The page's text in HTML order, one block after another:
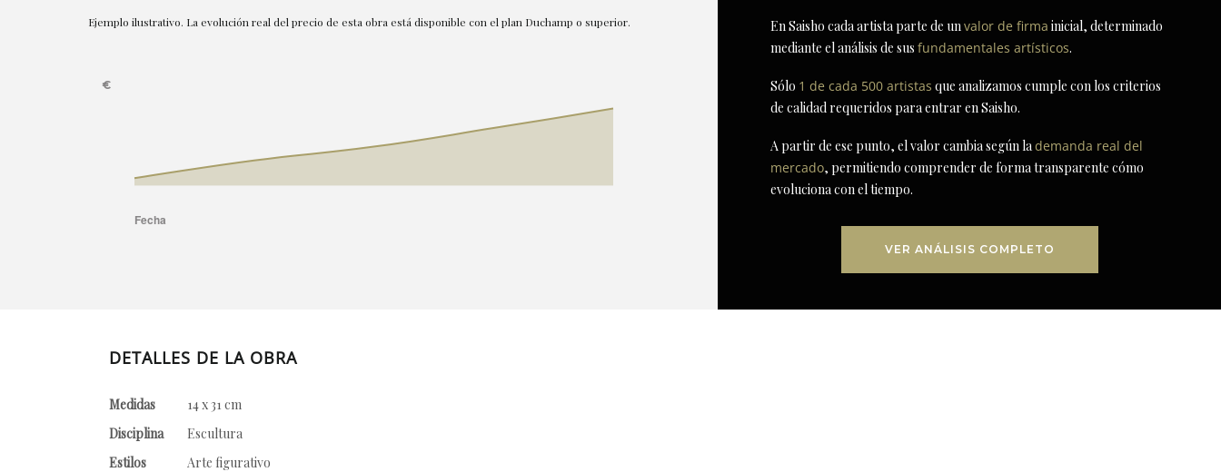
Ejemplo ilustrativo. La evolución real del precio de esta obra está disponible con el plan Duchamp o superior. En Saisho cada artista parte de unvalor de firma inicial, determinado
mediante el análisis de susfundamentales artísticos.
Sólo 1 de cada 500 artistas que analizamos cumple con los criterios
de calidad requeridos para entrar en Saisho.
A partir de ese punto, el valor cambia según lademanda real del
mercado, permitiendo comprender de forma transparente cómo
evoluciona con el tiempo.
VER ANÁLISIS COMPLETO
DETALLES DE LA OBRA
Medidas
14 x 31 cm
Disciplina
Escultura
Estilos
Arte figurativo